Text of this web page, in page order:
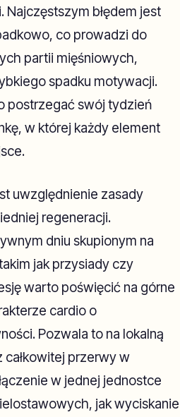
błędem jest
co prowadzi do
partii mięśniowych,
spadku motywacji.
postrzegać swój tydzień
w której każdy element
uwzględnienie zasady
regeneracji.
dniu skupionym na
jak przysiady czy
warto poświęcić na górne
cardio o
Pozwala to na lokalną
przerwy w
w jednej jednostce
jak wyciskanie